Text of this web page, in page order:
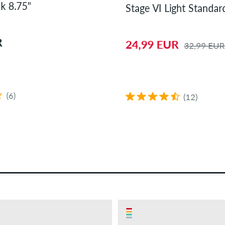
8.75"
(6)
Stage VI Light
24,99 EUR 32,99 EUR
(12)